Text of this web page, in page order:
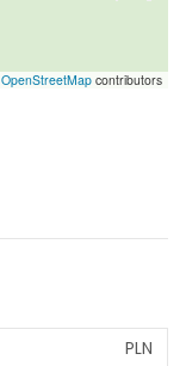
OpenStreetMap contributors
PLN